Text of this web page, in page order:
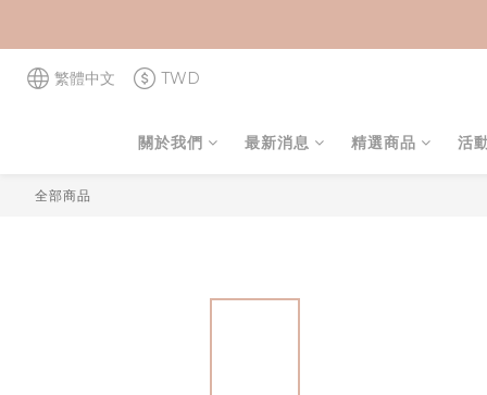
繁體中文 TWD
關於我們 最新消息 精選商品 活
全部商品